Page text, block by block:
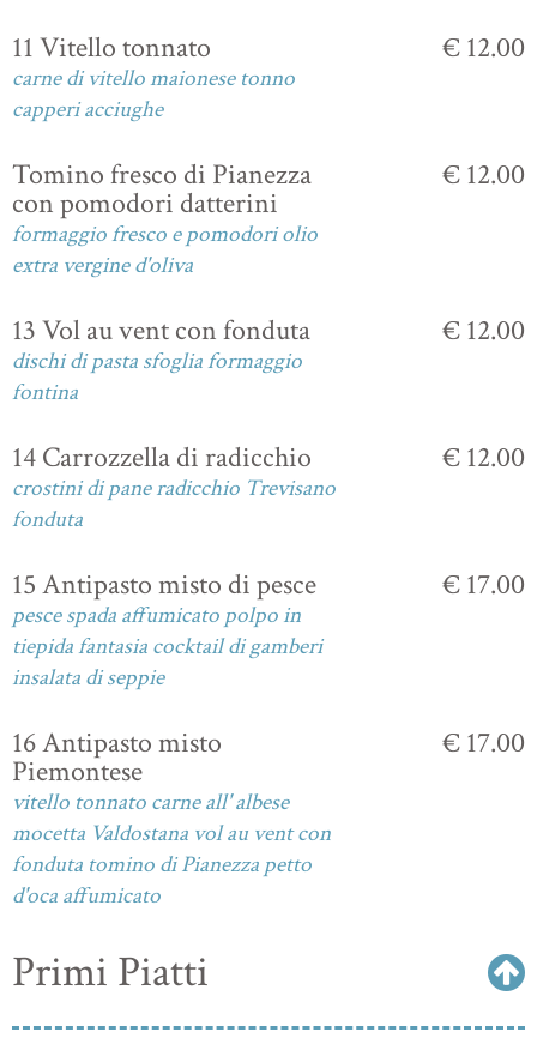
11 Vitello tonnato
carne di vitello maionese tonno
capperi acciughe
€ 12.00
Tomino fresco di Pianezza
con pomodori datterini
formaggio fresco e pomodori olio
extra vergine d'oliva
€ 12.00
13 Vol au vent con fonduta
dischi di pasta sfoglia formaggio
fontina
€ 12.00
14 Carrozzella di radicchio
crostini di pane radicchio Trevisano
fonduta
€ 12.00
15 Antipasto misto di pesce
pesce spada affumicato polpo in
tiepida fantasia cocktail di gamberi
insalata di seppie
€ 17.00
16 Antipasto misto
Piemontese
vitello tonnato carne all' albese
mocetta Valdostana vol au vent con
fonduta tomino di Pianezza petto
d'oca affumicato
€ 17.00
Primi Piatti